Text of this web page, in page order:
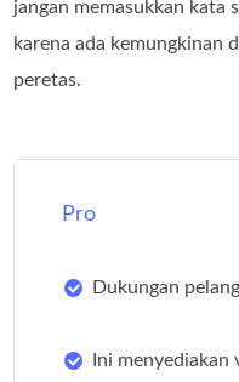
jangan memasukkan kata
karena ada kemungkinan
peretas.
Pro
Dukungan
Ini